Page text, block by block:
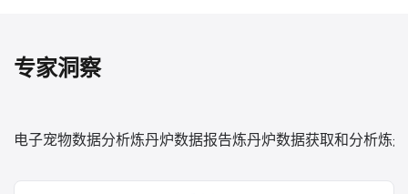
专家洞察
电子宠物数据分析炼丹炉数据报告炼丹炉数据获取和分析炼